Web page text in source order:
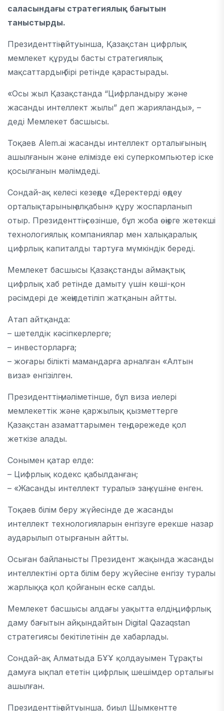
саласындағы стратегиялық бағытын
таныстырды.
Президенттің айтуынша, Қазақстан цифрлық
мемлекет құруды басты стратегиялық
мақсаттардың бірі ретінде қарастырады.
«Осы жыл Қазақстанда “Цифрландыру және
жасанды интеллект жылы” деп жарияланды», –
деді Мемлекет басшысы.
Тоқаев Alem.ai жасанды интеллект орталығының
ашылғанын және елімізде екі суперкомпьютер іске
қосылғанын мәлімдеді.
Сондай-ақ келесі кезеңде «Деректерді өңдеу
орталықтарының алқабын» құру жоспарланып
отыр. Президенттің сөзінше, бұл жоба өңірге жетекші
технологиялық компаниялар мен халықаралық
цифрлық капиталды тартуға мүмкіндік береді.
Мемлекет басшысы Қазақстанды аймақтық
цифрлық хаб ретінде дамыту үшін көші-қон
рәсімдері де жеңілдетіліп жатқанын айтты.
Атап айтқанда:
– шетелдік кәсіпкерлерге;
– инвесторларға;
– жоғары білікті мамандарға арналған «Алтын
виза» енгізілген.
Президенттің мәліметінше, бұл виза иелері
мемлекеттік және қаржылық қызметтерге
Қазақстан азаматтарымен тең дәрежеде қол
жеткізе алады.
Сонымен қатар елде:
– Цифрлық кодекс қабылданған;
– «Жасанды интеллект туралы» заң күшіне енген.
Тоқаев білім беру жүйесінде де жасанды
интеллект технологияларын енгізуге ерекше назар
аударылып отырғанын айтты.
Осыған байланысты Президент жақында жасанды
интеллектіні орта білім беру жүйесіне енгізу туралы
жарлыққа қол қойғанын еске салды.
Мемлекет басшысы алдағы уақытта елдің цифрлық
даму бағытын айқындайтын Digital Qazaqstan
стратегиясы бекітілетінін де хабарлады.
Сондай-ақ Алматыда БҰҰ қолдауымен Тұрақты
дамуға ықпал ететін цифрлық шешімдер орталығы
ашылған.
Президенттің айтуынша, биыл Шымкентте